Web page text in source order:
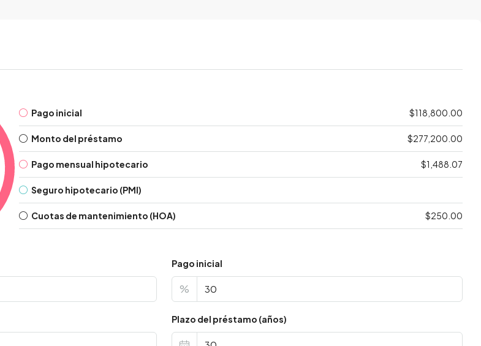
Pago inicial $118,800.00
Monto del préstamo $277,200.00
Pago mensual hipotecario $1,488.07
Seguro hipotecario (PMI)
Cuotas de mantenimiento (HOA) $250.00
Pago inicial
%
Plazo del préstamo (años)